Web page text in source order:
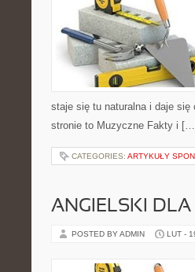
staje się tu naturalna i daje się
stronie to Muzyczne Fakty i
CATEGORIES: ARTYKUŁY
ANGIELSKI DLA
POSTED BY ADMIN LUT -